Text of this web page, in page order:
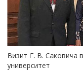
Визит Г. В. Саковича
университет